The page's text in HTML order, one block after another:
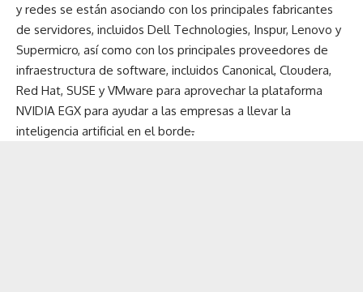
y redes se están asociando con los principales fabricantes
de servidores, incluidos Dell Technologies, Inspur, Lenovo y
Supermicro, así como con los principales proveedores de
infraestructura de software, incluidos Canonical, Cloudera,
Red Hat, SUSE y VMware para aprovechar la plataforma
NVIDIA EGX para ayudar a las empresas a llevar la
inteligencia artificial en el borde.